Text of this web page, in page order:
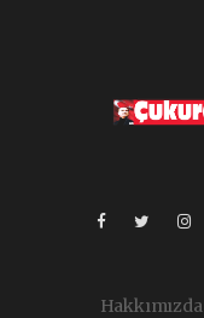
Hakkımızda